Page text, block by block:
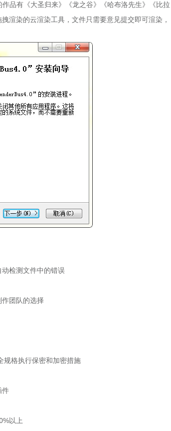
品有《大圣归来》《龙之谷》《哈布洛先生》《比拉
渲染的云渲染工具，文件只需要意见提交即可渲染，
检测文件中的错误
团队的选择
规格执行保密和加密措施
件
以上